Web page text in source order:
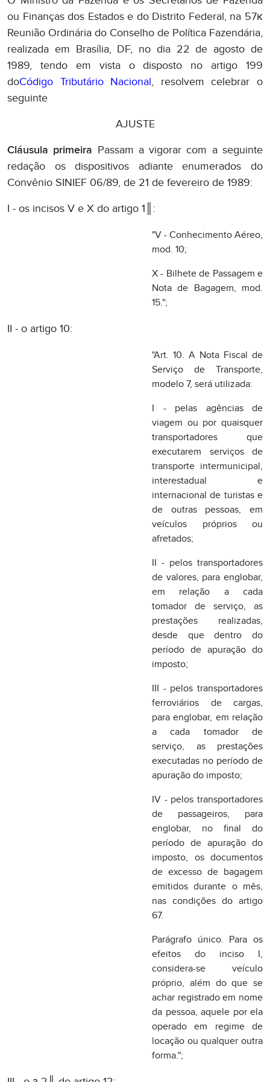
AJUSTE
Cláusula primeiraPassam a vigorar com a seguinte
redação os dispositivos adiante enumerados do
Convênio SINIEF 06/89, de 21 de fevereiro de 1989:
I - os incisos V e X do artigo 1║:
"V - Conhecimento Aéreo,
mod. 10;
X - Bilhete de Passagem e
Nota de Bagagem, mod.
"Art. 10. A Nota Fiscal de
modelo 7, será utilizada:
I - pelas agências de
transporte intermunicipal,
interestadual e
internacional de turistas e
de outras pessoas, em
veículos próprios ou
afretados;
II - pelos transportadores
de valores, para englobar,
em relação a cada
tomador de serviço, as
prestações realizadas,
desde que dentro do
período de apuração do
imposto;
III - pelos transportadores
ferroviários de cargas,
para englobar, em relação
a cada tomador de
serviço, as prestações
executadas no período de
apuração do imposto;
IV - pelos transportadores
de passageiros, para
englobar, no final do
período de apuração do
imposto, os documentos
de excesso de bagagem
emitidos durante o mês,
nas condições do artigo
67.
Parágrafo único. Para os
efeitos do inciso I,
considera-se veículo
próprio, além do que se
achar registrado em nome
da pessoa, aquele por ela
operado em regime de
locação ou qualquer outra
forma.";
"з 2║ Nos casos de
excursões com contratos
individuais, será facultada
a emissão de uma única
Nota Fiscal de Serviço de